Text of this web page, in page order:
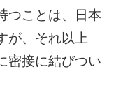
つことは、日本
が、それ以上
密接に結びつい